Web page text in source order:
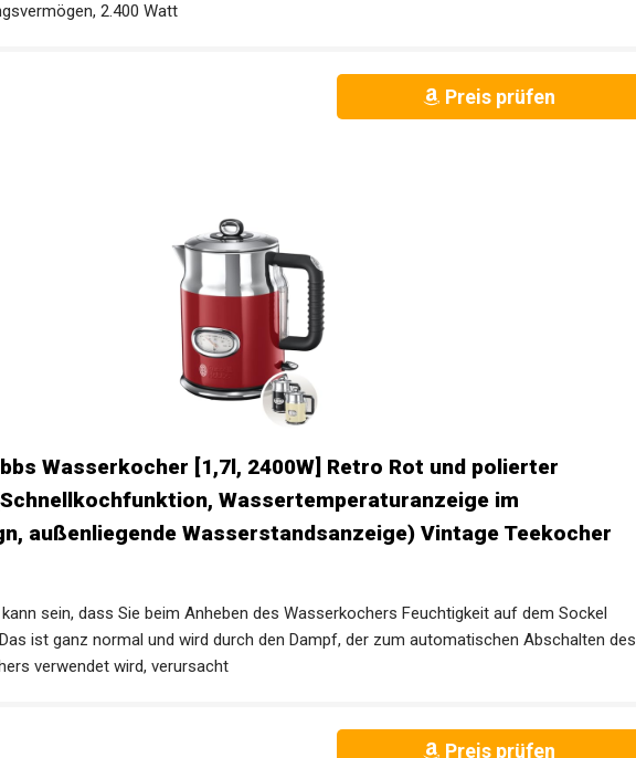
2.400 Watt
Preis prüfen
Wasserkocher [1,7l, 2400W] Retro Rot und polierter
Wassertemperaturanzeige im
außenliegende Wasserstandsanzeige) Vintage Teekocher
sein, dass Sie beim Anheben des Wasserkochers Feuchtigkeit auf dem Sockel
ist ganz normal und wird durch den Dampf, der zum automatischen Abschalten des
verwendet wird, verursacht
Preis prüfen